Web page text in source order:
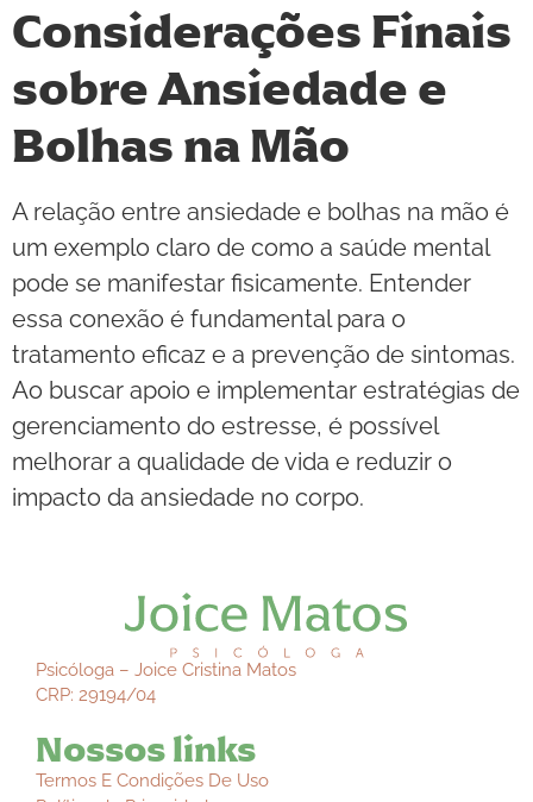
Considerações Finais
sobre Ansiedade e
Bolhas na Mão
A relação entre ansiedade e bolhas na mão é
um exemplo claro de como a saúde mental
pode se manifestar fisicamente. Entender
essa conexão é fundamental para o
tratamento eficaz e a prevenção de sintomas.
Ao buscar apoio e implementar estratégias de
gerenciamento do estresse, é possível
melhorar a qualidade de vida e reduzir o
impacto da ansiedade no corpo.
Psicóloga – Joice Cristina Matos
CRP: 29194/04
Nossos links
Termos E Condições De Uso